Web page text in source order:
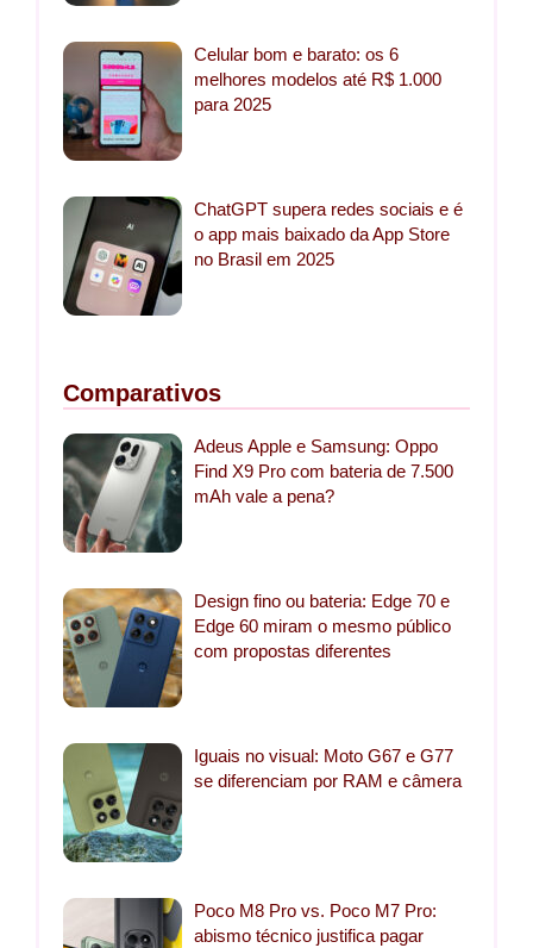
Celular bom e barato: os 6
melhores modelos até R$ 1.000
para 2025
ChatGPT supera redes sociais e é
o app mais baixado da App Store
no Brasil em 2025
Comparativos
Adeus Apple e Samsung: Oppo
Find X9 Pro com bateria de 7.500
mAh vale a pena?
Design fino ou bateria: Edge 70 e
Edge 60 miram o mesmo público
com propostas diferentes
Iguais no visual: Moto G67 e G77
se diferenciam por RAM e câmera
Poco M8 Pro vs. Poco M7 Pro:
abismo técnico justifica pagar